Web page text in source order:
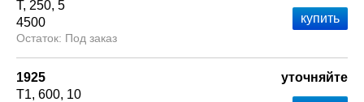
Т 250 5
4500
Под заказ
1925
Т1 600 10
уточняйте